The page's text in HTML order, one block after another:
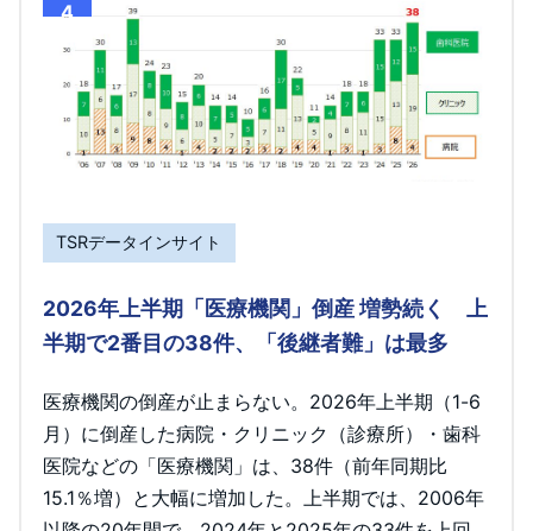
4
TSRデータインサイト
2026年上半期「医療機関」倒産 増勢続く 上
半期で2番目の38件、「後継者難」は最多
医療機関の倒産が止まらない。2026年上半期（1-6
月）に倒産した病院・クリニック（診療所）・歯科
医院などの「医療機関」は、38件（前年同期比
15.1％増）と大幅に増加した。上半期では、2006年